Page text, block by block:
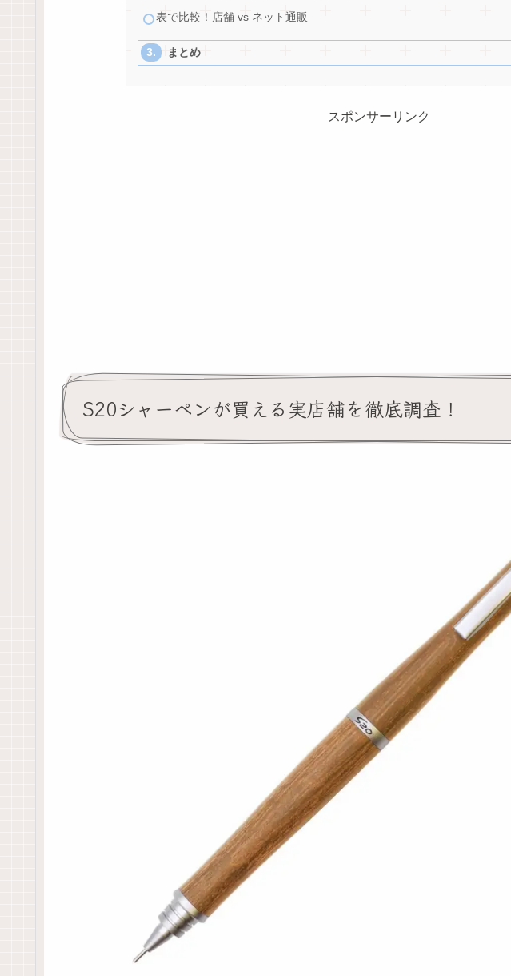
表で比較！店舗 vs ネット通販
まとめ
スポンサーリンク
S20シャーペンが買える実店舗を徹底調査！